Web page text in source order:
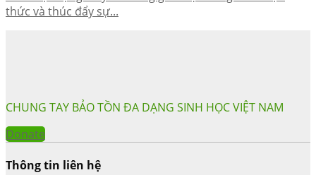
thức và thúc đẩy sự...
CHUNG TAY BẢO TỒN ĐA DẠNG SINH HỌC VIỆT NAM
Donate
Thông tin liên hệ